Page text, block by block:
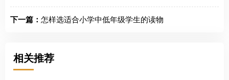
下一篇： 怎样选适合小学中低年级学生的读物
相关推荐